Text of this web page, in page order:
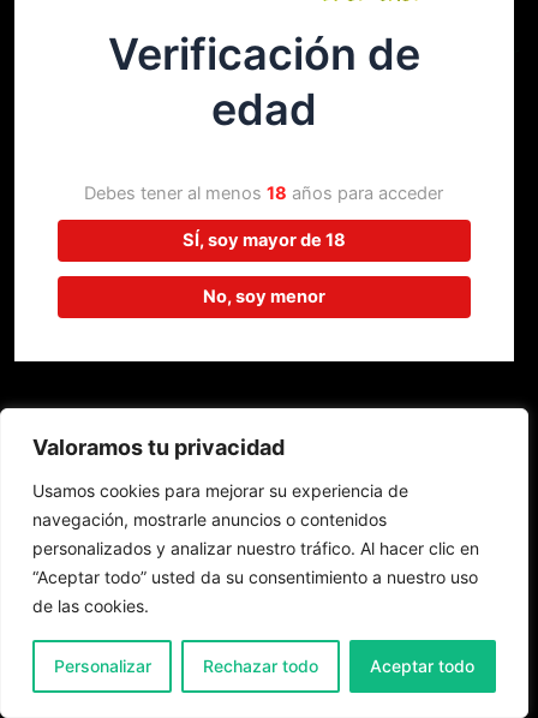
Valoramos tu privacidad
Usamos cookies para mejorar su experiencia de
navegación, mostrarle anuncios o contenidos
personalizados y analizar nuestro tráfico. Al hacer clic en
“Aceptar todo” usted da su consentimiento a nuestro uso
de las cookies.
Personalizar Rechazar todo Aceptar todo
¡Disculpa este desastre! Estamos
trabajando en algo increíble,
¡vuelve pronto!
Verificación de
edad
Debes tener al menos18 años para acceder
SÍ, soy mayor de 18
No, soy menor